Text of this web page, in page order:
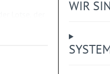
Suche
WIR